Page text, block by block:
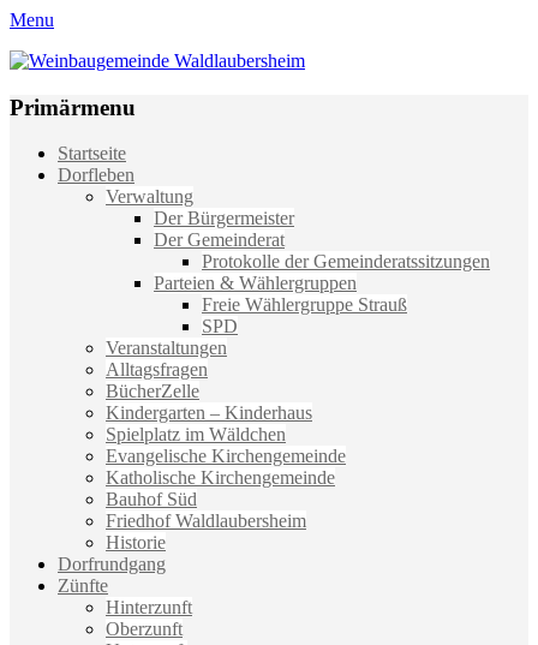
Menu
Weinbaugemeinde Waldlaubersheim
Primärmenu
Weiter
zum
Startseite
Dorfleben
Verwaltung
Der Bürgermeister
Der Gemeinderat
Protokolle der Gemeinderatssitzungen
Parteien & Wählergruppen
Freie Wählergruppe Strauß
SPD
Veranstaltungen
Alltagsfragen
BücherZelle
Kindergarten – Kinderhaus
Spielplatz im Wäldchen
Evangelische Kirchengemeinde
Katholische Kirchengemeinde
Bauhof Süd
Friedhof Waldlaubersheim
Historie
Dorfrundgang
Zünfte
Hinterzunft
Oberzunft